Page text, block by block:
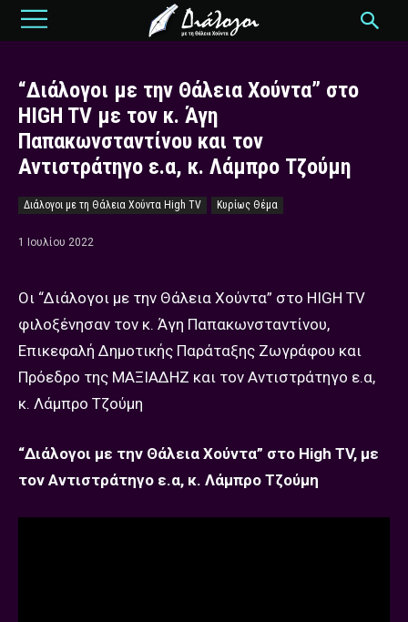
“Διάλογοι με την Θάλεια Χούντα” στο
HIGH TV με τον κ. Άγη
Παπακωνσταντίνου και τον
Αντιστράτηγο ε.α, κ. Λάμπρο Τζούμη
Διάλογοι με τη Θάλεια Χούντα High TV Κυρίως Θέμα
1 Ιουλίου 2022
Οι “Διάλογοι με την Θάλεια Χούντα” στο HIGH TV
φιλοξένησαν τον κ. Άγη Παπακωνσταντίνου,
Επικεφαλή Δημοτικής Παράταξης Ζωγράφου και
Πρόεδρο της ΜΑΞΙΑΔΗΖ και τον Αντιστράτηγο ε.α,
κ. Λάμπρο Τζούμη
“Διάλογοι με την Θάλεια Χούντα” στο High TV, με
τον Αντιστράτηγο ε.α, κ. Λάμπρο Τζούμη